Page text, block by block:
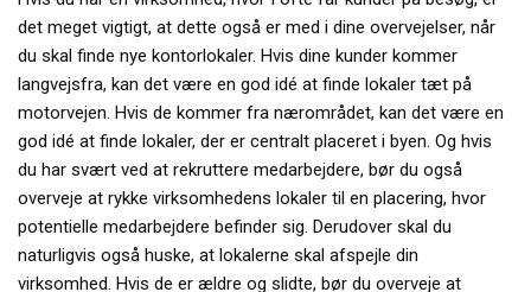
det meget vigtigt, at dette også er med i dine overvejelser, når
du skal finde nye kontorlokaler. Hvis dine kunder kommer
langvejsfra, kan det være en god idé at finde lokaler tæt på
motorvejen. Hvis de kommer fra nærområdet, kan det være en
god idé at finde lokaler, der er centralt placeret i byen. Og hvis
du har svært ved at rekruttere medarbejdere, bør du også
overveje at rykke virksomhedens lokaler til en placering, hvor
potentielle medarbejdere befinder sig. Derudover skal du
naturligvis også huske, at lokalerne skal afspejle din
virksomhed. Hvis de er ældre og slidte, bør du overveje at